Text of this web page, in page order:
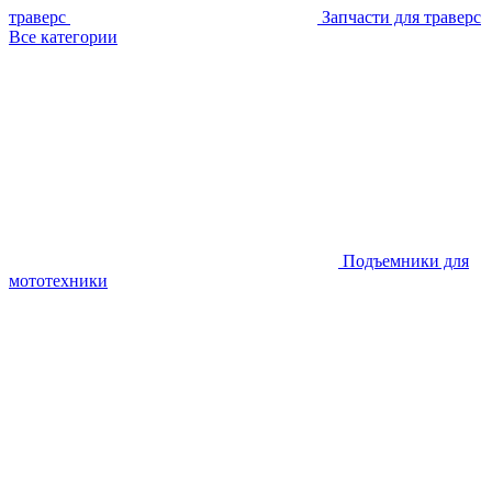
траверс
Запчасти для траверс
Все категории
Подъемники для
мототехники